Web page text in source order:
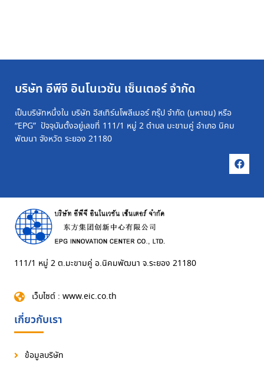
บริษัท อีพีจี อินโนเวชัน เซ็นเตอร์ จำกัด
เป็นบริษัทหนึ่งใน บริษัท อีสเทิร์นโพลีเมอร์ กรุ๊ป จำกัด (มหาชน) หรือ
“EPG” ปัจจุบันตั้งอยู่เลขที่ 111/1 หมู่ 2 ตำบล มะขามคู่ อำเภอ นิคม
พัฒนา จังหวัด ระยอง 21180
111/1 หมู่ 2 ต.มะขามคู่ อ.นิคมพัฒนา จ.ระยอง 21180
เว็บไซต์ : www.eic.co.th
เกี่ยวกับเรา
ข้อมูลบริษัท